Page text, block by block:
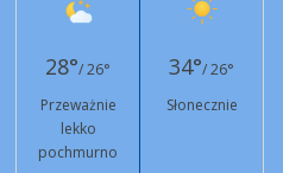
28°/ 26° 34°/ 26°
Przeważnie
lekko
pochmurno
Słonecznie